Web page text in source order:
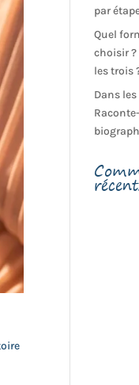
par
Quel
choisir ?
les trois
Dans